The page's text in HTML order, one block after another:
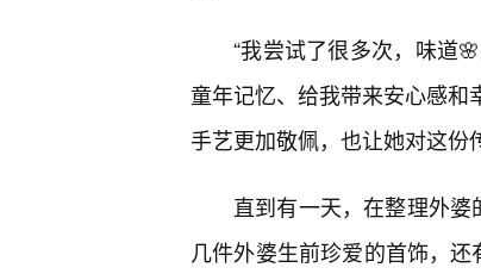
“我尝试了很多次，味道
童年记忆、给我带来安心感和
手艺更加敬佩，也让她对这份
直到有一天，在整理外
几件外婆生前珍爱的首饰，